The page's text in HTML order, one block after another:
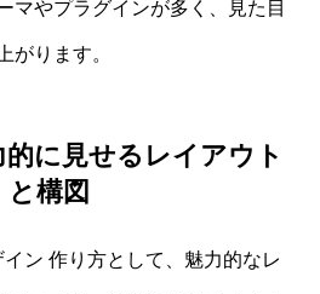
マやプラグインが多く、見た目
がります。
に見せるレイアウト
と構図
ン 作り方として、魅力的なレ